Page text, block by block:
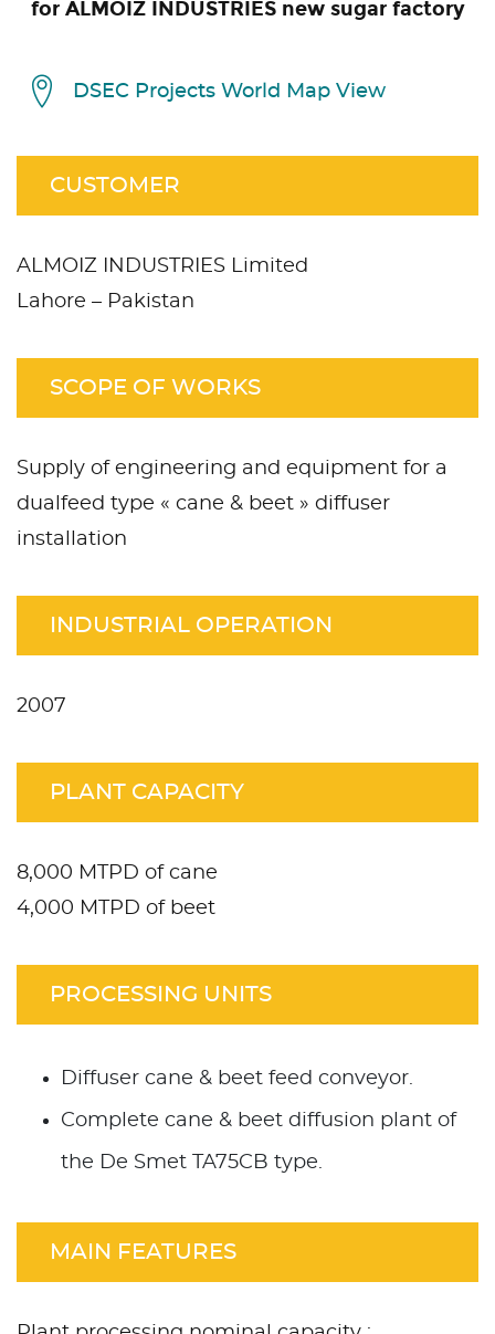
for ALMOIZ INDUSTRIES new sugar factory
DSEC Projects World Map View
CUSTOMER
ALMOIZ INDUSTRIES Limited
Lahore – Pakistan
SCOPE OF WORKS
Supply of engineering and equipment for a
dualfeed type « cane & beet » diffuser
installation
INDUSTRIAL OPERATION
2007
PLANT CAPACITY
8,000 MTPD of cane
4,000 MTPD of beet
PROCESSING UNITS
Diffuser cane & beet feed conveyor.
Complete cane & beet diffusion plant of
the De Smet TA75CB type.
MAIN FEATURES